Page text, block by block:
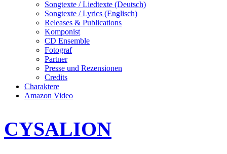
Songtexte / Liedtexte (Deutsch)
Songtexte / Lyrics (Englisch)
Releases & Publications
Komponist
CD Ensemble
Fotograf
Partner
Presse und Rezensionen
Credits
Charaktere
Amazon Video
CYSALION